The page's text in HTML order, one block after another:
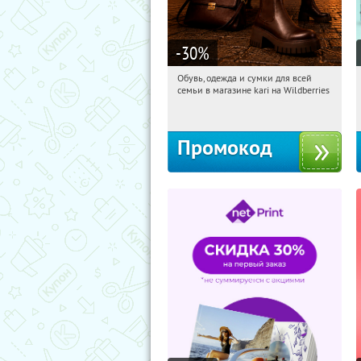
-30%
19:59:12 Получили:
Обувь, одежда и сумки для всей
семьи в магазине kari на Wildberries
Промокод